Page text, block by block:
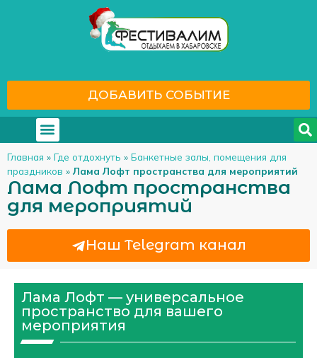
ДОБАВИТЬ СОБЫТИЕ
Главная » Где отдохнуть » Банкетные залы, помещения для
праздников » Лама Лофт пространства для мероприятий
Лама Лофт пространства
для мероприятий
Наш Telegram канал
Лама Лофт — универсальное
пространство для вашего
мероприятия